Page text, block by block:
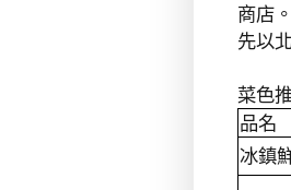
商店
先以
菜色
品名
冰鎮